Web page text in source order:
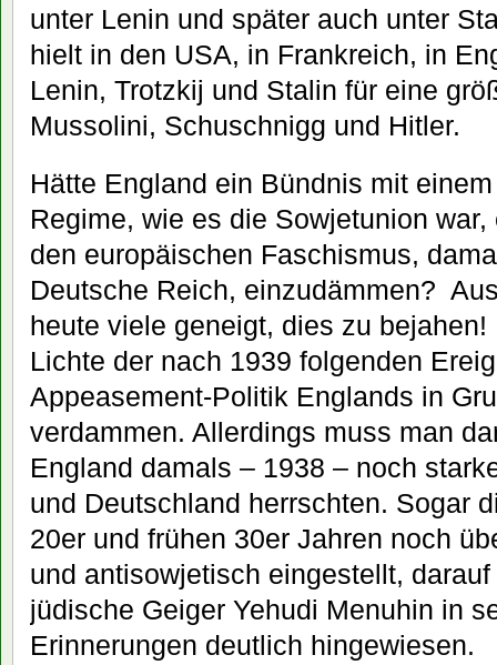
unter Lenin und später auch unter
hielt in den USA, in Frankreich, in
Lenin, Trotzkij und Stalin für eine
Mussolini, Schuschnigg und Hitler.
Hätte England ein Bündnis mit
Regime, wie es die Sowjetunion
den europäischen Faschismus,
Deutsche Reich, einzudämmen?
heute viele geneigt, dies zu
Lichte der nach 1939 folgenden
Appeasement-Politik Englands in
verdammen. Allerdings muss man
England damals – 1938 – noch
und Deutschland herrschten. Sogar
20er und frühen 30er Jahren noch
und antisowjetisch eingestellt,
jüdische Geiger Yehudi Menuhin in
Erinnerungen deutlich hingewiesen.